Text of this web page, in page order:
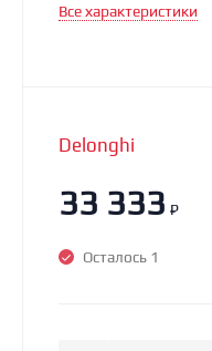
Все характеристики
Delonghi
33 333 ₽
Осталось 1